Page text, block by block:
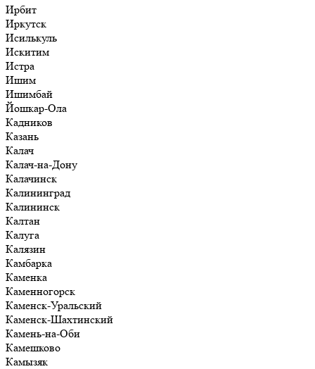
Ирбит
Иркутск
Исилькуль
Искитим
Истра
Ишим
Ишимбай
Йошкар-Ола
Кадников
Казань
Калач
Калач-на-Дону
Калачинск
Калининград
Калининск
Калтан
Калуга
Калязин
Камбарка
Каменка
Каменногорск
Каменск-Уральский
Каменск-Шахтинский
Камень-на-Оби
Камешково
Камызяк